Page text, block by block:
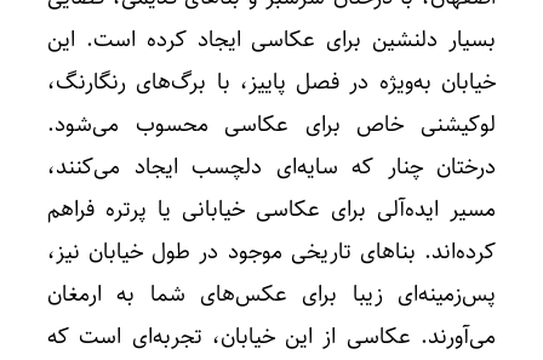
بسیار دلنشین برای عکاسی ایجاد کرده است. این
خیابان به‌ویژه در فصل پاییز، با برگ‌های رنگارنگ،
لوکیشنی خاص برای عکاسی محسوب می‌شود.
درختان چنار که سایه‌ای دلچسب ایجاد می‌کنند،
مسیر ایده‌آلی برای عکاسی خیابانی یا پرتره فراهم
کرده‌اند. بناهای تاریخی موجود در طول خیابان نیز،
پس‌زمینه‌ای زیبا برای عکس‌های شما به ارمغان
می‌آورند. عکاسی از این خیابان، تجربه‌ای است که